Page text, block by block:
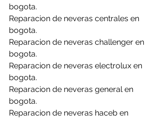
bogota.
Reparacion de neveras centrales en
bogota.
Reparacion de neveras challenger en
bogota.
Reparacion de neveras electrolux en
bogota.
Reparacion de neveras general en
bogota.
Reparacion de neveras haceb en